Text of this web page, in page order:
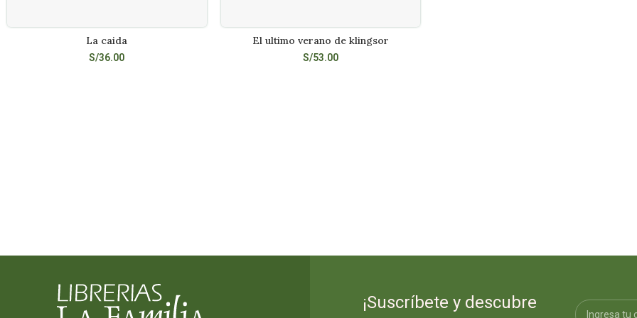
LEER MÁS
La caida
S/36.00
LEER MÁS
El ultimo verano de klingsor
S/53.00
¡Suscríbete y descubre